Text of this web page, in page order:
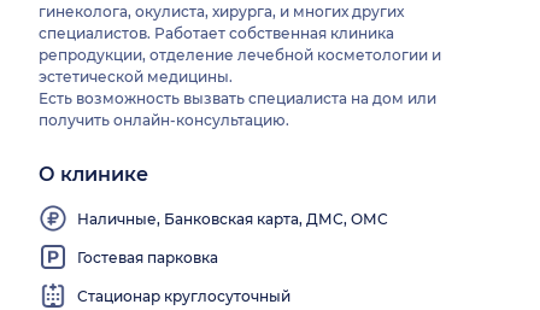
гинеколога, окулиста, хирурга, и многих других
специалистов. Работает собственная клиника
репродукции, отделение лечебной косметологии и
эстетической медицины.
Есть возможность вызвать специалиста на дом или
получить онлайн-консультацию.
О клинике
Наличные, Банковская карта, ДМС, ОМС
Гостевая парковка
Стационар круглосуточный